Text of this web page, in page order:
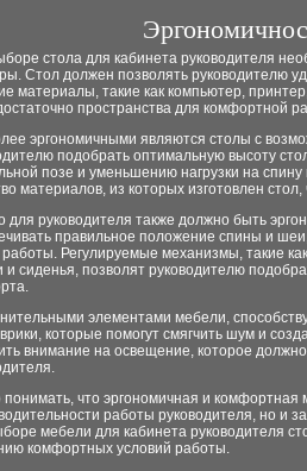
стола для кабинета руководителя
Стол должен позволять руководителю
материалы, такие как компьютер,
пространства для комфортной
эргономичными являются столы с
подобрать оптимальную высоту
позе и уменьшению нагрузки на
материалов, из которых изготовлен
для руководителя также должно быть
правильное положение спины и
Регулируемые механизмы, такие
и сиденья, позволят руководителю
элементами мебели,
которые помогут смягчить шум и
внимание на освещение, которое
что эргономичная и комфортная
работы руководителя, но и
мебели для кабинета руководителя
комфортных условий работы.